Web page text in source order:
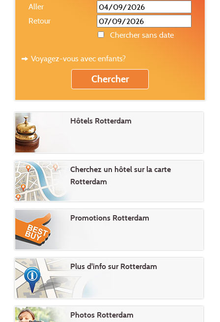
Aller
Retour
Chercher sans date
Voyagez-vous avec enfants?
Hôtels Rotterdam
Cherchez un hôtel sur la carte
Rotterdam
Promotions Rotterdam
Plus d'info sur Rotterdam
Photos Rotterdam